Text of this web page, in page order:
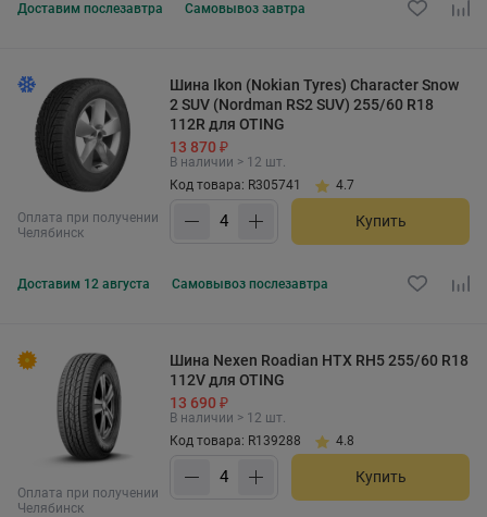
Доставим послезавтра Самовывоз завтра
Оплата при получении
Челябинск
Шина Ikon (Nokian Tyres) Character Snow
2 SUV (Nordman RS2 SUV) 255/60 R18
112R для OTING
13 870 ₽
В наличии > 12 шт.
Код товара: R305741
4.7
Купить
Доставим 12 августа Самовывоз послезавтра
Оплата при получении
Челябинск
Шина Nexen Roadian HTX RH5 255/60 R18
112V для OTING
13 690 ₽
В наличии > 12 шт.
Код товара: R139288
4.8
Купить